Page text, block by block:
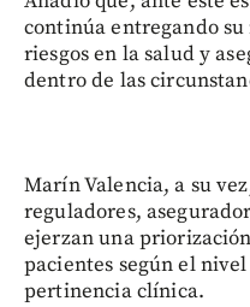
continúa entregando
riesgos en la salud y
dentro de las
Marín Valencia, a su
reguladores,
ejerzan una
pacientes según el
pertinencia clínica.